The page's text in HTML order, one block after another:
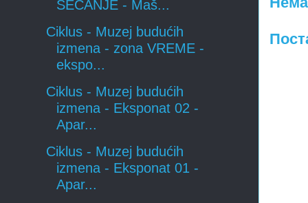
SEĆANJE - Maš...
Ciklus - Muzej budućih
izmena - zona VREME -
ekspo...
Ciklus - Muzej budućih
izmena - Eksponat 02 -
Apar...
Ciklus - Muzej budućih
izmena - Eksponat 01 -
Apar...